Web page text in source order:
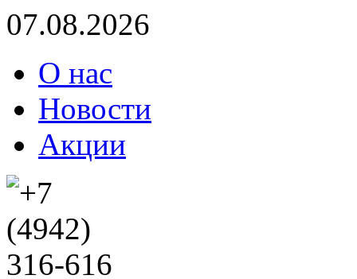
07.08.2026
О нас
Новости
Акции